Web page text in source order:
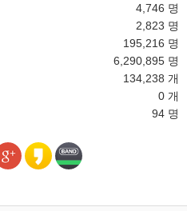
4,746 명
2,823 명
195,216 명
6,290,895 명
134,238 개
0 개
94 명